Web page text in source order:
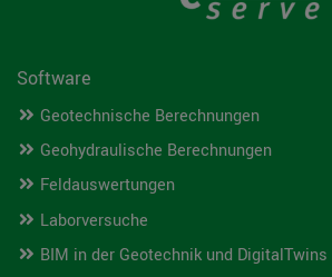
Software
Geotechnische Berechnungen
Geohydraulische Berechnungen
Feldauswertungen
Laborversuche
BIM in der Geotechnik und DigitalTwins